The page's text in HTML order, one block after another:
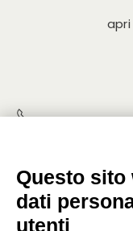
Questo sito
dati
utenti